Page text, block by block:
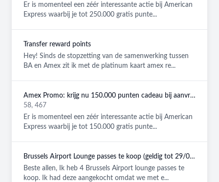
Er is momenteel een zéér interessante actie bij American
Express waarbij je tot 250.000 gratis punte...
Transfer reward points
Hey! Sinds de stopzetting van de samenwerking tussen
BA en Amex zit ik met de platinum kaart amex re...
Amex Promo: krijg nu 150.000 punten cadeau bij aanvraag van een American Express Platinum kaart!
58, 467
Er is momenteel een zéér interessante actie bij American
Express waarbij je tot 150.000 gratis punte...
Brussels Airport Lounge passes te koop (geldig tot 29/08/2026)
Beste allen, Ik heb 4 Brussels Airport lounge passes te
koop. Ik had deze aangekocht omdat we met e...